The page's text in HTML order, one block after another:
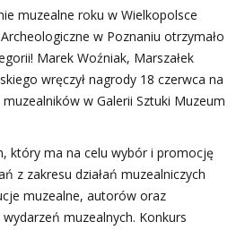
muzealne roku w Wielkopolsce
w Poznaniu otrzymało
Marek Woźniak, Marszałek
wręczył nagrody 18 czerwca na
w Galerii Sztuki Muzeum
który ma na celu wybór i promocję
z zakresu działań muzealniczych
muzealne, autorów oraz
muzealnych. Konkurs